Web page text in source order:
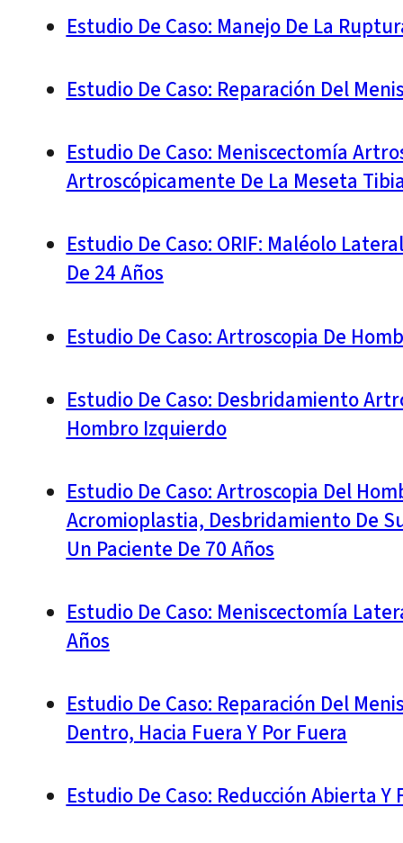
Estudio De Caso: Manejo De La
Estudio De Caso: Reparación Del
Estudio De Caso: Meniscectomía
Artroscópicamente De La Meseta
Estudio De Caso: ORIF: Maléolo
De 24 Años
Estudio De Caso: Artroscopia De
Estudio De Caso: Desbridamiento
Hombro Izquierdo
Estudio De Caso: Artroscopia Del
Acromioplastia, Desbridamiento De
Un Paciente De 70 Años
Estudio De Caso: Meniscectomía
Años
Estudio De Caso: Reparación Del
Dentro, Hacia Fuera Y Por Fuera
Estudio De Caso: Reducción Abierta